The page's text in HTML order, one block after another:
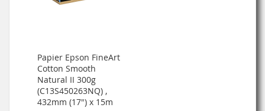
Papier Epson FineArt
Cotton Smooth
Natural II 300g
(C13S450263NQ) ,
432mm (17") x 15m